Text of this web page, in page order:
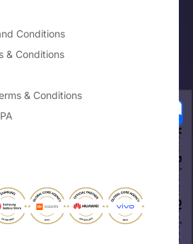
Conditions
& Conditions
& Conditions
Your Privacy Choices